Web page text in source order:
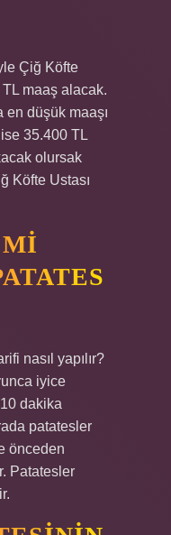
Çiğ Köfte
TL maaş alacak.
en düşük maaşı
35.400 TL
olursak
Köfte Ustası
MI
nasıl yapılır?
iyice
dakika
patatesler
önceden
Patatesler